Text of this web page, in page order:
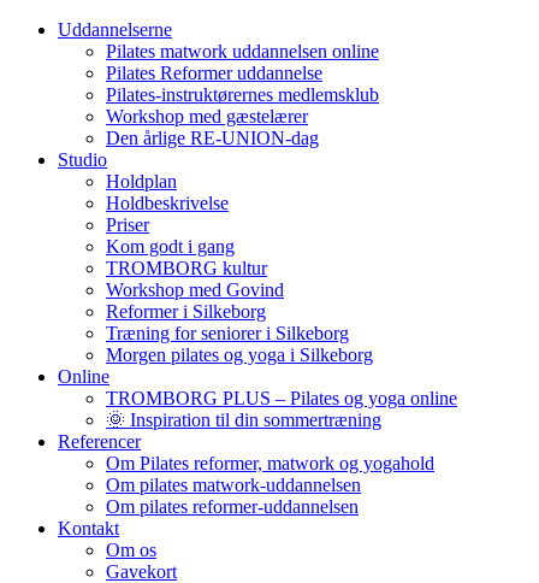
Uddannelserne
Pilates matwork uddannelsen online
Pilates Reformer uddannelse
Pilates-instruktørernes medlemsklub
Workshop med gæstelærer
Den årlige RE-UNION-dag
Studio
Holdplan
Holdbeskrivelse
Priser
Kom godt i gang
TROMBORG kultur
Workshop med Govind
Reformer i Silkeborg
Træning for seniorer i Silkeborg
Morgen pilates og yoga i Silkeborg
Online
TROMBORG PLUS – Pilates og yoga online
🌞 Inspiration til din sommertræning
Referencer
Om Pilates reformer, matwork og yogahold
Om pilates matwork-uddannelsen
Om pilates reformer-uddannelsen
Kontakt
Om os
Gavekort